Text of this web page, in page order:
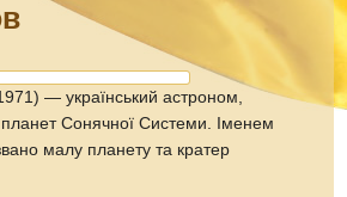
— український астроном,
планет Сонячної Системи. Іменем
малу планету та кратер